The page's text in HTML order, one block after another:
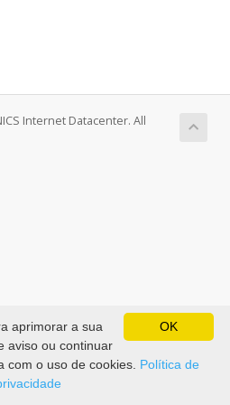
Internet Datacenter. All
OK
aprimorar a sua
aviso ou continuar
com o uso de cookies. Política de